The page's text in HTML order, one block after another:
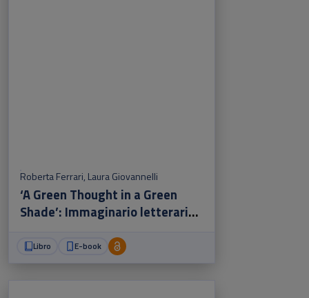
Roberta Ferrari, Laura Giovannelli
‘A Green Thought in a Green
Shade’: Immaginario letterario
Libro E-book